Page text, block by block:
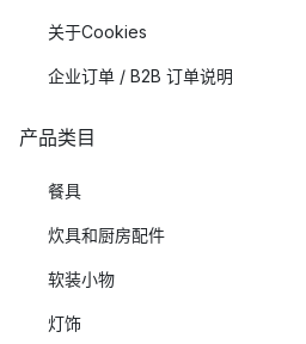
关于Cookies
企业订单 / B2B 订单说明
产品类目
餐具
炊具和厨房配件
软装小物
灯饰